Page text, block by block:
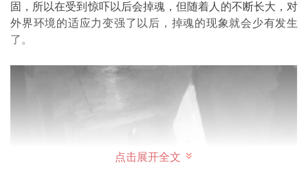
固，所以在受到惊吓以后会掉魂，但随着人的不断长大，对
外界环境的适应力变强了以后，掉魂的现象就会少有发生
了。
点击展开全文